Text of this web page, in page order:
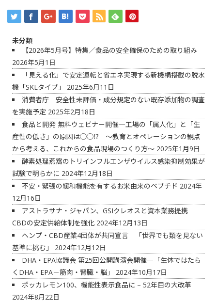
未分類
【2026年5月号】特集／食品の安全確保のための取り組み
2026年5月1日
「見える化」で安定運転と省エネ実現する新機構搭載の脱水
機「SKLタイプ」
2025年6月11日
消費者庁 安全性未評価・成分規定のない既存添加物の調査
を実施予定 2025年2月18日
食品と開発 無料ウェビナー開催―工場の「属人化」と「生
産性の低さ」の原因は◯◯⁉ ～教育とオペレーションの観点
から考える、これからの食品現場のつくり方～ 2025年1月9日
酵素処理燕窩のトリインフルエンザウイルス感染抑制効果が
試験で明らかに 2024年12月18日
不安・緊張の緩和機能を有するお米由来のペプチド 2024年
12月16日
アストラサナ・ジャパン、GSIクレオスと資本業務提携
CBDの安定供給体制を強化 2024年12月13日
ヘンプ・CBD産業4団体が共同宣言 「世界でも類を見ない
基準に挑む」
2024年12月12日
DHA・EPA協議会 第25回公開講演会開催―「生体ではたら
くDHA・EPA－筋肉・腎臓・脳」
2024年10月17日
ポッカレモン100、機能性表示食品に – 52年目の大改革
2024年8月22日